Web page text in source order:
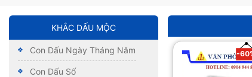
KHẮC DẤU MỘC
Con Dấu Ngày Tháng Năm
Con Dấu Số
-